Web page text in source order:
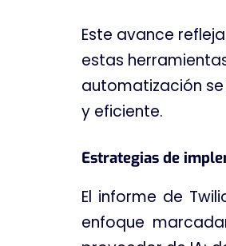
Este avance
estas
automatización
y eficiente.
Estrategias de
El informe de
enfoque